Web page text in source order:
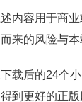
内容用于商
来的风险与本
载后的24个
到更好的正版